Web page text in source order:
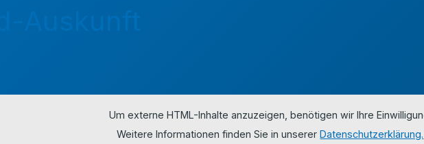
Um externe HTML-Inhalte anzuzeigen, benötigen wir Ihre
Weitere Informationen finden Sie in unsererDatenschutzerklärung.